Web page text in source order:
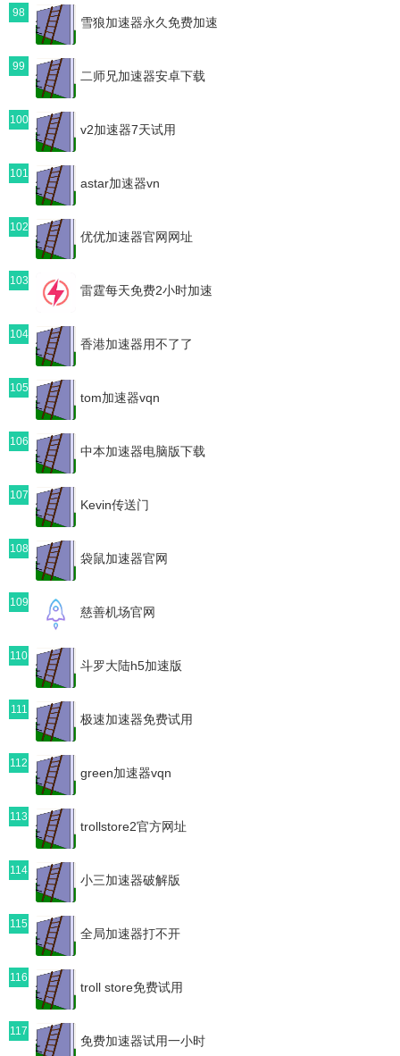
98
雪狼加速器永久免费加速
99
二师兄加速器安卓下载
100
v2加速器7天试用
101
astar加速器vn
102
优优加速器官网网址
103
雷霆每天免费2小时加速
104
香港加速器用不了了
105
tom加速器vqn
106
中本加速器电脑版下载
107
Kevin传送门
108
袋鼠加速器官网
109
慈善机场官网
110
斗罗大陆h5加速版
111
极速加速器免费试用
112
green加速器vqn
113
trollstore2官方网址
114
小三加速器破解版
115
全局加速器打不开
116
troll store免费试用
117
免费加速器试用一小时